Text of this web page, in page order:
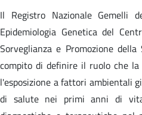
Il Registro Nazionale Gemelli
Epidemiologia Genetica del
Sorveglianza e Promozione della
compito di definire il ruolo che
l'esposizione a fattori ambientali
di salute nei primi anni di